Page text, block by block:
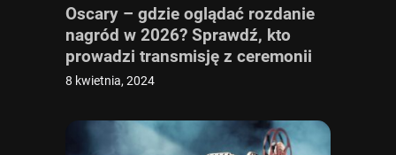
Oscary – gdzie oglądać rozdanie
nagród w 2026? Sprawdź, kto
prowadzi transmisję z ceremonii
online i w TV
8 kwietnia, 2024